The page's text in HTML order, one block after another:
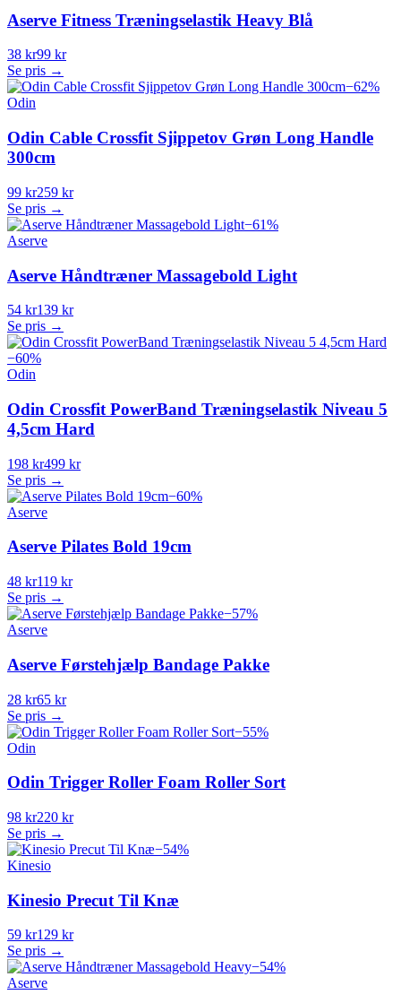
Aserve Fitness Træningselastik Heavy Blå
38 kr99 kr
Se pris →
−62%
Odin
Odin Cable Crossfit Sjippetov Grøn Long Handle
300cm
99 kr259 kr
Se pris →
−61%
Aserve
Aserve Håndtræner Massagebold Light
54 kr139 kr
Se pris →
−60%
Odin
Odin Crossfit PowerBand Træningselastik Niveau 5
4,5cm Hard
198 kr499 kr
Se pris →
−60%
Aserve
Aserve Pilates Bold 19cm
48 kr119 kr
Se pris →
−57%
Aserve
Aserve Førstehjælp Bandage Pakke
28 kr65 kr
Se pris →
−55%
Odin
Odin Trigger Roller Foam Roller Sort
98 kr220 kr
Se pris →
−54%
Kinesio
Kinesio Precut Til Knæ
59 kr129 kr
Se pris →
−54%
Aserve